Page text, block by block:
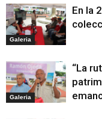
Galeria
En la
Galeria
“La